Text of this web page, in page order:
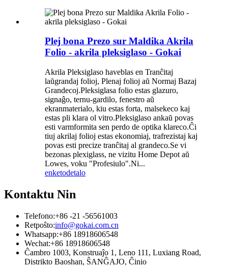
Plej bona Prezo sur Maldika Akrila
Folio - akrila pleksiglaso - Gokai
Akrila Pleksiglaso haveblas en Tranĉitaj
laŭgrandaj folioj, Plenaj folioj aŭ Normaj Bazaj
Grandecoj.Pleksiglasa folio estas glazuro,
signaĝo, ternu-gardilo, fenestro aŭ
ekranmaterialo, kiu estas forta, malsekeco kaj
estas pli klara ol vitro.Pleksiglaso ankaŭ povas
esti varmformita sen perdo de optika klareco.Ĉi
tiuj akrilaj folioj estas ekonomiaj, trafrezistaj kaj
povas esti precize tranĉitaj al grandeco.Se vi
bezonas plexiglass, ne vizitu Home Depot aŭ
Lowes, voku "Profesiulo".Ni...
enketodetalo
Kontaktu Nin
Telefono:+86 -21 -56561003
Retpoŝto:info@gokai.com.cn
Whatsapp:+86 18918606548
Wechat:+86 18918606548
Ĉambro 1003, Konstruaĵo 1, Leno 111, Luxiang Road,
Distrikto Baoshan, ŜANĜAJO, Ĉinio